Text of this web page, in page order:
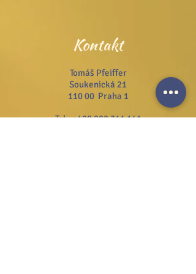
Kontakt
Tomáš Pfeiffer
Soukenická 21
110 00 Praha 1
Tel.:+420 222 311 141